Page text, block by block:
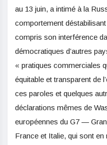
au 13 juin, a intimé à la
comportement
compris son interférence
démocratiques d’autres
« pratiques commerciales
équitable et transparent de
ces paroles et quelques
déclarations mêmes de
européennes du G7 —
France et Italie, qui sont